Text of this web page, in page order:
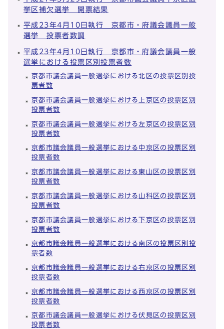
挙区補欠選挙 開票結果
平成23年4月10日執行 京都市・府議会議員一般
選挙 投票者数調
平成23年4月10日執行 京都市・府議会議員一般
選挙における投票区別投票者数
京都市議会議員一般選挙における北区の投票区別投
票者数
京都市議会議員一般選挙における上京区の投票区別
投票者数
京都市議会議員一般選挙における左京区の投票区別
投票者数
京都市議会議員一般選挙における中京区の投票区別
投票者数
京都市議会議員一般選挙における東山区の投票区別
投票者数
京都市議会議員一般選挙における山科区の投票区別
投票者数
京都市議会議員一般選挙における下京区の投票区別
投票者数
京都市議会議員一般選挙における南区の投票区別投
票者数
京都市議会議員一般選挙における右京区の投票区別
投票者数
京都市議会議員一般選挙における西京区の投票区別
投票者数
京都市議会議員一般選挙における伏見区の投票区別
投票者数